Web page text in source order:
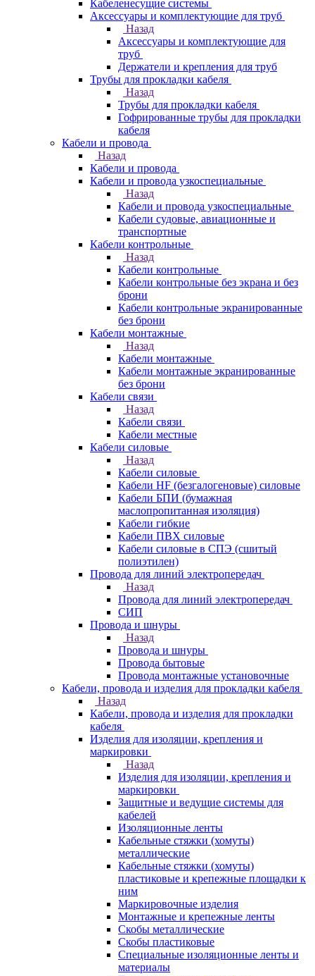
Кабеленесущие системы
Аксессуары и комплектующие для труб
Назад
Аксессуары и комплектующие для
труб
Держатели и крепления для труб
Трубы для прокладки кабеля
Назад
Трубы для прокладки кабеля
Гофрированные трубы для прокладки
кабеля
Кабели и провода
Назад
Кабели и провода
Кабели и провода узкоспециальные
Назад
Кабели и провода узкоспециальные
Кабели судовые, авиационные и
транспортные
Кабели контрольные
Назад
Кабели контрольные
Кабели контрольные без экрана и без
брони
Кабели контрольные экранированные
без брони
Кабели монтажные
Назад
Кабели монтажные
Кабели монтажные экранированные
без брони
Кабели связи
Назад
Кабели связи
Кабели местные
Кабели силовые
Назад
Кабели силовые
Кабели HF (безгалогеновые) силовые
Кабели БПИ (бумажная
маслопропитанная изоляция)
Кабели гибкие
Кабели ПВХ силовые
Кабели силовые в СПЭ (сшитый
полиэтилен)
Провода для линий электропередач
Назад
Провода для линий электропередач
СИП
Провода и шнуры
Назад
Провода и шнуры
Провода бытовые
Провода монтажные установочные
Кабели, провода и изделия для прокладки кабеля
Назад
Кабели, провода и изделия для прокладки
кабеля
Изделия для изоляции, крепления и
маркировки
Назад
Изделия для изоляции, крепления и
маркировки
Защитные и ведущие системы для
кабелей
Изоляционные ленты
Кабельные стяжки (хомуты)
металлические
Кабельные стяжки (хомуты)
пластиковые и крепежные площадки к
ним
Маркировочные изделия
Монтажные и крепежные ленты
Скобы металлические
Скобы пластиковые
Специальные изоляционные ленты и
материалы